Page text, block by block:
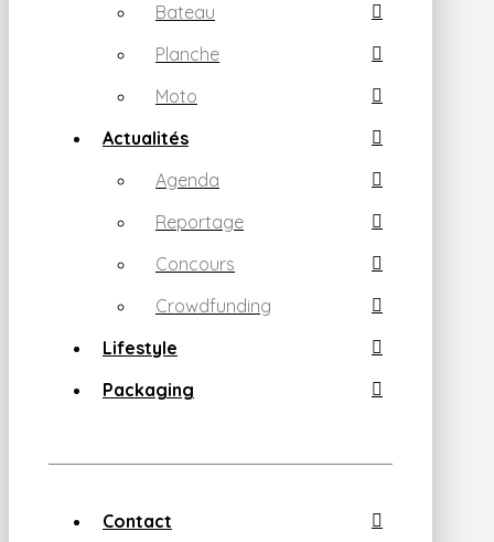
Bateau
Planche
Moto
Actualités
Agenda
Reportage
Concours
Crowdfunding
Lifestyle
Packaging
Contact